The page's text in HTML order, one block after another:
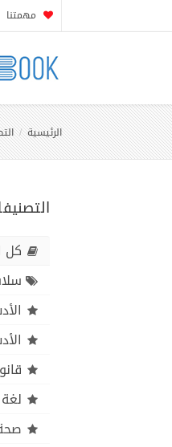
مهمتنا
الرئيسية
كل
لغة